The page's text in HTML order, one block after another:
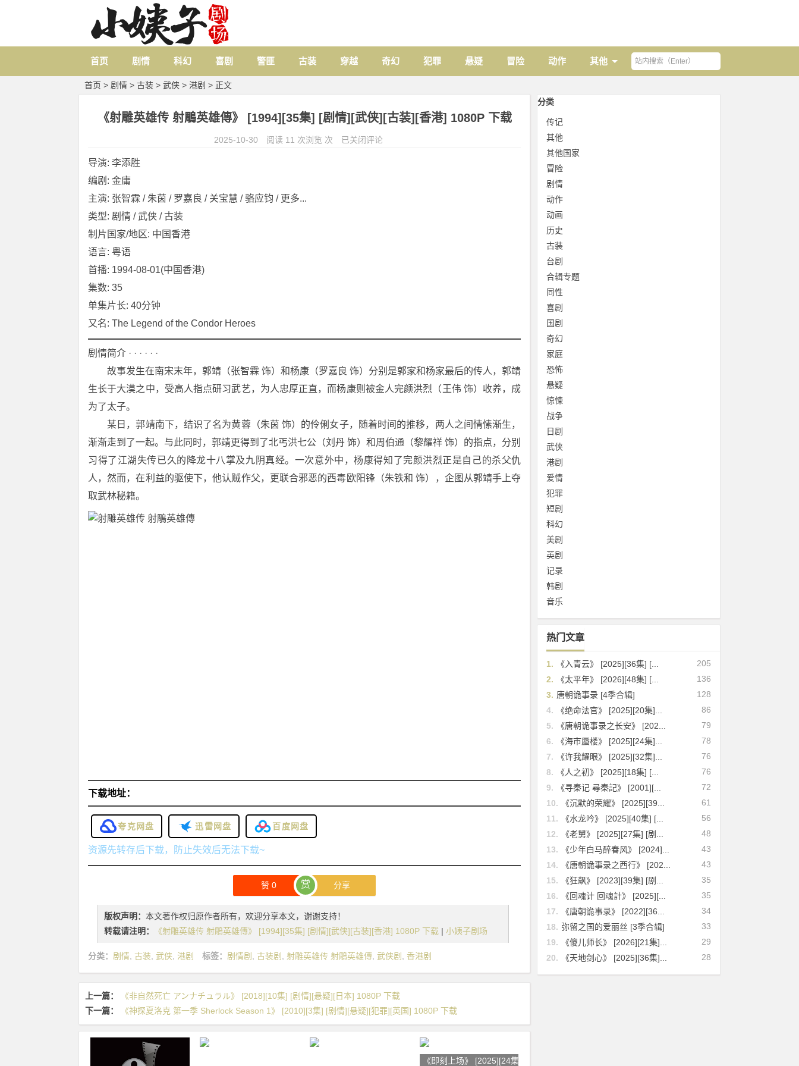
首页 剧情 科幻 喜剧 警匪 古装 穿越 奇幻 犯罪 悬疑 冒险 动作 其他
首页 > 剧情 > 古装 > 武侠 > 港剧 > 正文
《射雕英雄传 射鵰英雄傳》 [1994][35集] [剧情][武侠][古装][香港] 1080P 下载
2025-10-30 阅读 11 次浏览 次 已关闭评论
导演: 李添胜
编剧: 金庸
主演: 张智霖 / 朱茵 / 罗嘉良 / 关宝慧 / 骆应钧 / 更多...
类型: 剧情 / 武侠 / 古装
制片国家/地区: 中国香港
语言: 粤语
首播: 1994-08-01(中国香港)
集数: 35
单集片长: 40分钟
又名: The Legend of the Condor Heroes
剧情简介 · · · · · ·
故事发生在南宋末年，郭靖（张智霖 饰）和杨康（罗嘉良 饰）分别是郭家和杨家最后的传人，郭靖
生长于大漠之中，受高人指点研习武艺，为人忠厚正直，而杨康则被金人完颜洪烈（王伟 饰）收养，成
为了太子。
某日，郭靖南下，结识了名为黄蓉（朱茵 饰）的伶俐女子，随着时间的推移，两人之间情愫渐生，
渐渐走到了一起。与此同时，郭靖更得到了北丐洪七公（刘丹 饰）和周伯通（黎耀祥 饰）的指点，分别
习得了江湖失传已久的降龙十八掌及九阴真经。一次意外中，杨康得知了完颜洪烈正是自己的杀父仇
人，然而，在利益的驱使下，他认贼作父，更联合邪恶的西毒欧阳锋（朱铁和 饰），企图从郭靖手上夺
取武林秘籍。
下载地址：
夸克网盘 迅雷网盘 百度网盘
资源先转存后下载，防止失效后无法下载~
赞 0 赏 分享
版权声明：本文著作权归原作者所有，欢迎分享本文，谢谢支持！
转载请注明：
《射雕英雄传 射鵰英雄傳》 [1994][35集] [剧情][武侠][古装][香港] 1080P 下载 | 小姨子剧场
分类： 剧情 古装 武侠 港剧 标签： 剧情剧 古装剧 射雕英雄传 射鵰英雄傳 武侠剧 香港剧
上一篇：
《非自然死亡 アンナチュラル》 [2018][10集] [剧情][悬疑][日本] 1080P 下载
下一篇：
《神探夏洛克 第一季 Sherlock Season 1》 [2010][3集] [剧情][悬疑][犯罪][英国] 1080P 下载
《即刻上场》 [2025][24集] [剧情
分类
传记
其他
其他国家
冒险
剧情
动作
动画
历史
古装
台剧
合辑专题
同性
喜剧
国剧
奇幻
家庭
恐怖
悬疑
惊悚
战争
日剧
武侠
港剧
爱情
犯罪
短剧
科幻
美剧
英剧
记录
韩剧
音乐
热门文章
205
1.
《入青云》 [2025][36集] [...
136
2.
《太平年》 [2026][48集] [...
128
3. 唐朝诡事录 [4季合辑]
86
4.
《绝命法官》 [2025][20集]...
79
5.
《唐朝诡事录之长安》 [202...
78
6.
《海市蜃楼》 [2025][24集]...
76
7.
《许我耀眼》 [2025][32集]...
76
8.
《人之初》 [2025][18集] [...
72
9.
《寻秦记 尋秦記》 [2001][...
61
10.
《沉默的荣耀》 [2025][39...
56
11.
《水龙吟》 [2025][40集] [...
48
12.
《老舅》 [2025][27集] [剧...
43
13.
《少年白马醉春风》 [2024]...
43
14.
《唐朝诡事录之西行》 [202...
35
15.
《狂飙》 [2023][39集] [剧...
35
16.
《回魂计 回魂計》 [2025][...
34
17.
《唐朝诡事录》 [2022][36...
33
18. 弥留之国的爱丽丝 [3季合辑]
29
19.
《傻儿师长》 [2026][21集]...
28
20. 《天地剑心》 [2025][36集]...